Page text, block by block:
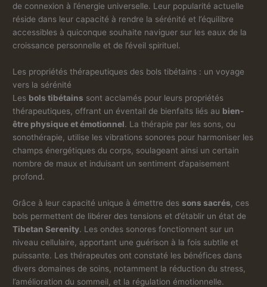
de connexion à l’énergie universelle. Leur popularité actuelle
réside dans leur capacité à rendre la sérénité et l’équilibre
accessibles à quiconque souhaite naviguer sur les eaux de la
croissance personnelle et de l’éveil spirituel.
Les propriétés thérapeutiques des bols tibétains : un voyage
vers la sérénité
Les bols tibétains sont acclamés pour leurs propriétés
thérapeutiques, offrant un éventail de bienfaits liés au bien-
être physique et émotionnel. La thérapie par les sons, ou
sonothérapie, utilise les vibrations sonores pour harmoniser les
champs énergétiques du corps, soulageant ainsi un certain
nombre de maux et induisant un sentiment d’apaisement
profond.
Grâce à leur capacité unique à émettre dessons sacrés , ces
bols permettent de libérer des tensions et d’établir un état de
Tibetan Serenity. Les ondes sonores fonctionnent sur un
niveau cellulaire, apportant une guérison à la fois subtile et
puissante. Les thérapeutes ont constaté les bénéfices dans
divers domaines de soins, notamment la réduction du stress,
l’amélioration du sommeil, et la régulation émotionnelle.